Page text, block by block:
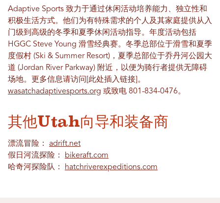
Adaptive Sports 致力于通过休闲活动培养能力、独立性和
积极生活方式。他们为有特殊需求的个人及其家庭提供从入
门级到高级的冬季和夏季休闲活动指导。年度活动包括
HGGC Steve Young 滑雪经典赛。冬季总部位于滑雪和夏季
度假村 (Ski & Summer Resort)，夏季总部位于乔丹河公园大
道 (Jordan River Parkway) 附近，以便为骑行者提供无障碍
场地。更多信息请访问[此处插入链接]。
wasatchadaptivesports.org 或致电 801-834-0476。
其他Utah向导和装备商
漂流冒险： adrift.net
假日河流探险：
bikeraft.com
哈奇河探险队：
hatchriverexpeditions.com